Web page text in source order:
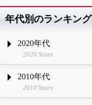
年代別のランキング
2020年代
2020 Years
2010年代
2010 Years